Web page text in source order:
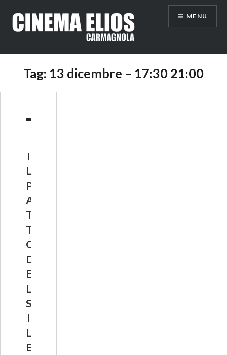
contenuto
MENU
Tag: 13 dicembre – 17:30 21:00
I
L
P
A
T
T
O
D
E
L
S
I
L
E